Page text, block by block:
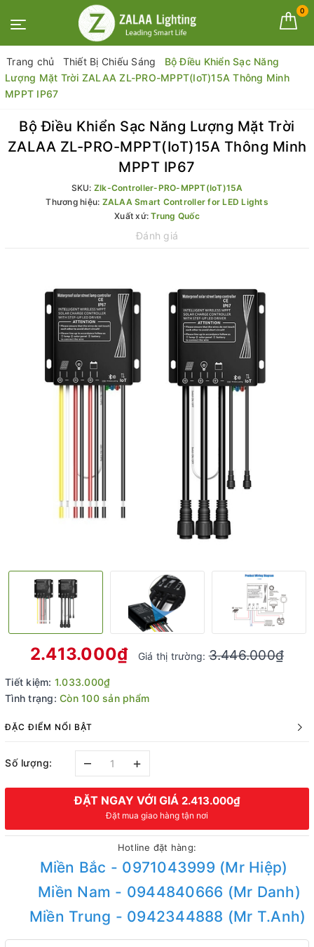
0
Trang chủ Thiết Bị Chiếu Sáng
Bộ Điều Khiển Sạc Năng
Lượng Mặt Trời ZALAA ZL-PRO-MPPT(IoT)15A Thông Minh
MPPT IP67
Bộ Điều Khiển Sạc Năng Lượng Mặt Trời
ZALAA ZL-PRO-MPPT(IoT)15A Thông Minh
MPPT IP67
SKU: Zlk-Controller-PRO-MPPT(IoT)15A
Thương hiệu: ZALAA Smart Controller for LED Lights
Xuất xứ:Trung Quốc
Đánh giá
2.413.000₫ Giá thị trường:3.446.000₫
Tiết kiệm: 1.033.000₫
Tình trạng: Còn 100 sản phẩm
ĐẶC ĐIỂM NỔI BẬT
Số lượng: – +
ĐẶT NGAY VỚI GIÁ 2.413.000₫
Đặt mua giao hàng tận nơi
Hotline đặt hàng:
Miền Bắc - 0971043999 (Mr Hiệp)
Miền Nam - 0944840666 (Mr Danh)
Miền Trung - 0942344888 (Mr T.Anh)